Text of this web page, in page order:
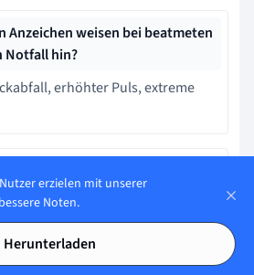
Anzeichen weisen bei beatmeten
Notfall hin?
erhöhter Puls, extreme
im Rettungsdienst optional.
erzielen mit unserer
Noten.
Herunterladen